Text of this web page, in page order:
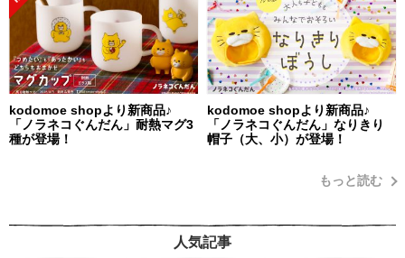
kodomoe shopより新商品♪
「ノラネコぐんだん」耐熱マグ3
種が登場！
kodomoe shopより新商品♪
「ノラネコぐんだん」なりきり
帽子（大、小）が登場！
もっと読む
人気記事